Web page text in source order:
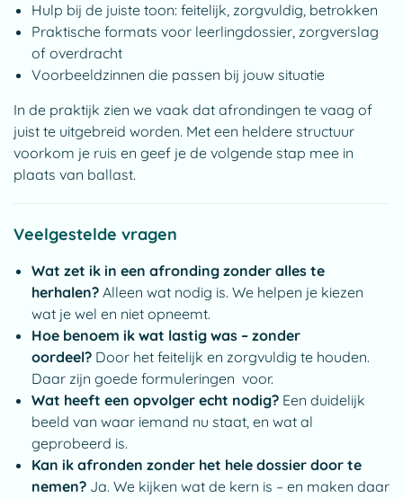
Hulp bij de juiste toon: feitelijk, zorgvuldig, betrokken
Praktische formats voor leerlingdossier, zorgverslag
of overdracht
Voorbeeldzinnen die passen bij jouw situatie
In de praktijk zien we vaak dat afrondingen te vaag of
juist te uitgebreid worden. Met een heldere structuur
voorkom je ruis en geef je de volgende stap mee in
plaats van ballast.
Veelgestelde vragen
Wat zet ik in een afronding zonder alles te
herhalen? Alleen wat nodig is. We helpen je kiezen
wat je wel en niet opneemt.
Hoe benoem ik wat lastig was – zonder
oordeel? Door het feitelijk en zorgvuldig te houden.
Daar zijn goede formuleringen voor.
Wat heeft een opvolger echt nodig? Een duidelijk
beeld van waar iemand nu staat, en wat al
geprobeerd is.
Kan ik afronden zonder het hele dossier door te
nemen? Ja. We kijken wat de kern is – en maken daar